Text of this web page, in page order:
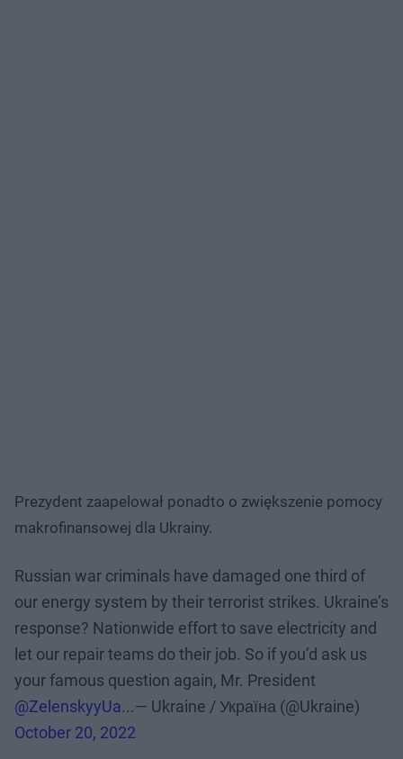
Prezydent zaapelował ponadto o zwiększenie pomocy
makrofinansowej dla Ukrainy.
Russian war criminals have damaged one third of
our energy system by their terrorist strikes. Ukraine’s
response? Nationwide effort to save electricity and
let our repair teams do their job. So if you’d ask us
your famous question again, Mr. President
@ZelenskyyUa...— Ukraine / Україна (@Ukraine)
October 20, 2022